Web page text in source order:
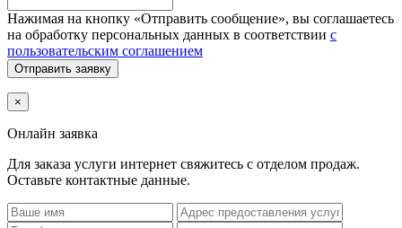
Нажимая на кнопку «Отправить сообщение», вы соглашаетесь
на обработку персональных данных в соответствии с
пользовательским соглашением
Отправить заявку
×
Онлайн заявка
Для заказа услуги интернет свяжитесь с отделом продаж.
Оставьте контактные данные.